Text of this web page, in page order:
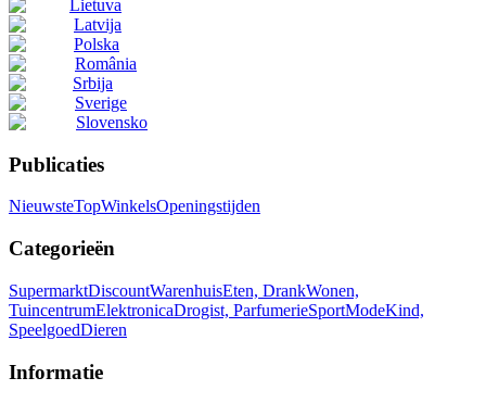
Lietuva
Latvija
Polska
România
Srbija
Sverige
Slovensko
Publicaties
NieuwsteTopWinkelsOpeningstijden
Categorieën
SupermarktDiscountWarenhuisEten, DrankWonen,
TuincentrumElektronicaDrogist, ParfumerieSportModeKind,
SpeelgoedDieren
Informatie